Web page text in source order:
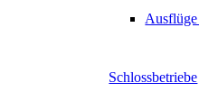
Schlossbetriebe